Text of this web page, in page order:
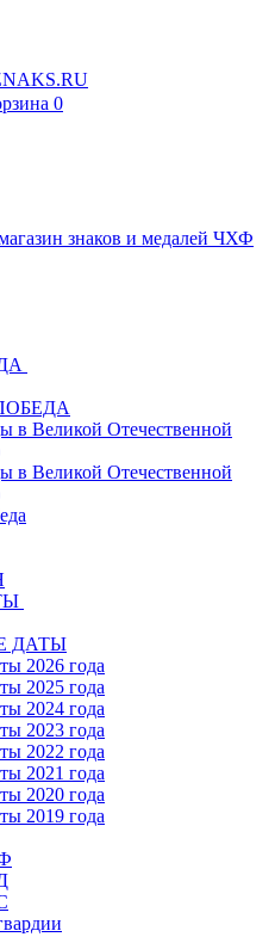
0
знаков и медалей ЧХФ
в Великой Отечественной
в Великой Отечественной
ДАТЫ
2026 года
2025 года
2024 года
2023 года
2022 года
2021 года
2020 года
2019 года